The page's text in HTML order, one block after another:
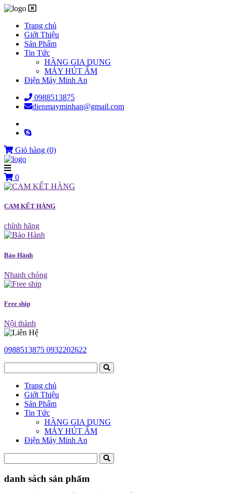
Trang chủ
Giới Thiệu
Sản Phẩm
Tin Tức
HÀNG GIA DỤNG
MÁY HÚT ẨM
Điện Máy Minh An
0988513875
dienmayminhan@gmail.com
Giỏ hàng (0)
0
CAM KẾT HÀNG
chính hãng
Bảo Hành
Nhanh chóng
Free ship
Nội thành
0988513875 0932202622
Trang chủ
Giới Thiệu
Sản Phẩm
Tin Tức
HÀNG GIA DỤNG
MÁY HÚT ẨM
Điện Máy Minh An
danh sách sản phẩm